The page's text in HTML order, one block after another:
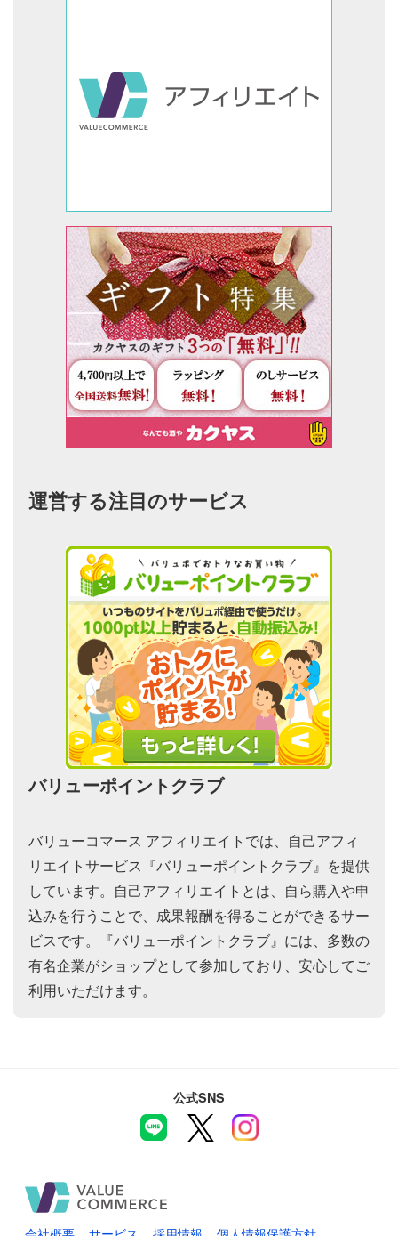
運営する注目のサービス
バリューポイントクラブ
バリューコマース アフィリエイトでは、自己アフィ
リエイトサービス『バリューポイントクラブ』を提供
しています。自己アフィリエイトとは、自ら購入や申
込みを行うことで、成果報酬を得ることができるサー
ビスです。『バリューポイントクラブ』には、多数の
有名企業がショップとして参加しており、安心してご
利用いただけます。
公式SNS